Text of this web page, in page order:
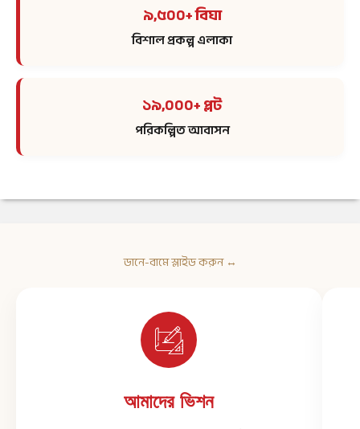
৯,৫০০+ বিঘা
বিশাল প্রকল্প এলাকা
১৯,০০০+ প্লট
পরিকল্পিত আবাসন
ডানে-বামে স্লাইড করুন ↔️
আমাদের ভিশন